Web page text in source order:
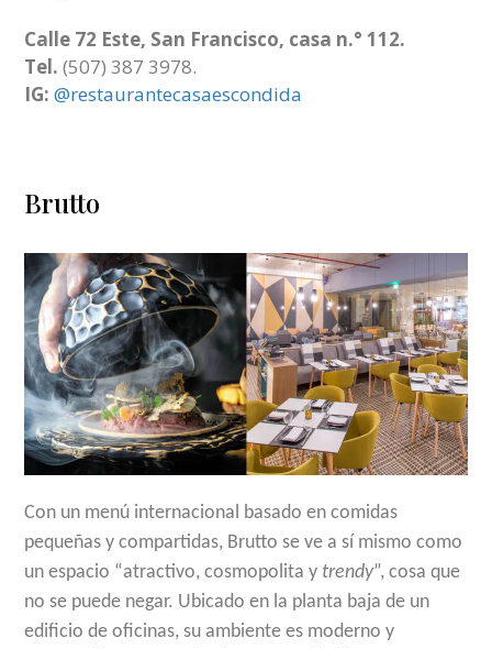
Calle 72 Este, San Francisco, casa n.° 112.
Tel.(507) 387 3978.
IG: @restaurantecasaescondida
Brutto
Con un menú internacional basado en comidas
pequeñas y compartidas, Brutto se ve a sí mismo como
un espacio “atractivo, cosmopolita y trendy”, cosa que
no se puede negar. Ubicado en la planta baja de un
edificio de oficinas, su ambiente es moderno y